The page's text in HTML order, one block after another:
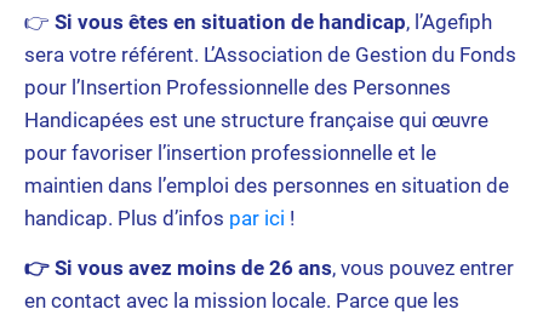
👉 Si vous êtes en situation de handicap, l’Agefiph
sera votre référent. L’Association de Gestion du Fonds
pour l’Insertion Professionnelle des Personnes
Handicapées est une structure française qui œuvre
pour favoriser l’insertion professionnelle et le
maintien dans l’emploi des personnes en situation de
handicap. Plus d’infos par ici !
👉 Si vous avez moins de 26 ans, vous pouvez entrer
en contact avec la mission locale. Parce que les